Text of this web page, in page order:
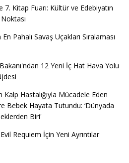
7. Kitap Fuarı: Kültür ve Edebiyatın
En Pahalı Savaş Uçakları Sıralaması
12 Yeni İç Hat Hava Yolu
Kalp Hastalığıyla Mücadele Eden
Bebek Hayata Tutundu: ‘Dünyada
Biri'
Requiem İçin Yeni Ayrıntılar